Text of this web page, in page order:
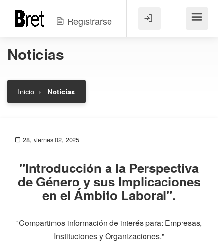
Registrarse Menú
Noticias
Inicio Noticias
28, viernes 02, 2025
"Introducción a la Perspectiva
de Género y sus Implicaciones
en el Ámbito Laboral".
"Compartimos información de interés para: Empresas,
Instituciones y Organizaciones."